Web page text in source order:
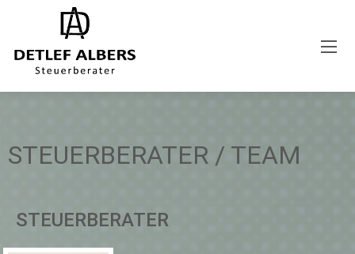
STEUERBERATER / TEAM
STEUERBERATER